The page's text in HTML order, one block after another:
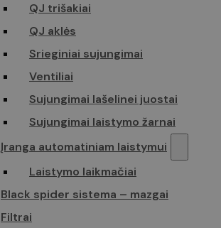
QJ trišakiai
QJ aklės
Srieginiai sujungimai
Ventiliai
Sujungimai lašelinei juostai
Sujungimai laistymo žarnai
Įranga automatiniam laistymui
Laistymo laikmačiai
Black spider sistema – mazgai
Filtrai